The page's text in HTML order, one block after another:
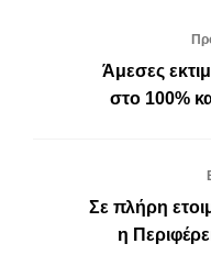
Άμεσες
στο 100%
Σε πλήρη
η